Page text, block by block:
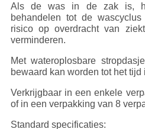
Als de was in de zak is,
behandelen tot de
risico op overdracht van
verminderen.
Met wateroplosbare
bewaard kan worden tot het tijd
Verkrijgbaar in een enkele
of in een verpakking van 8
Standard specificaties: